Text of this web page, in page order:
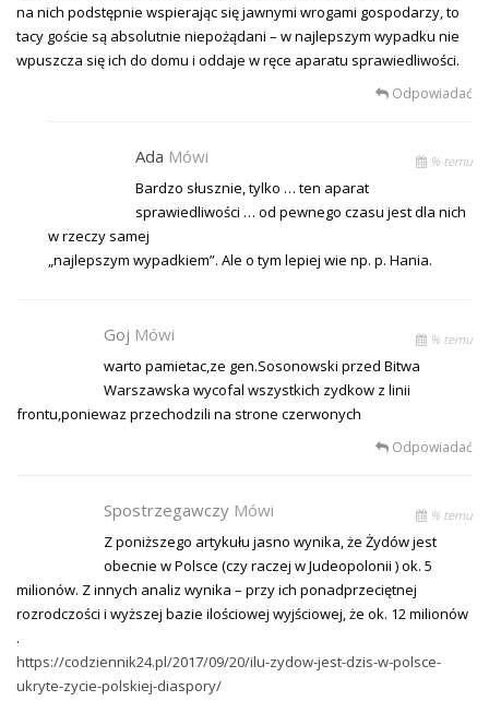
na nich podstępnie wspierając się jawnymi wrogami gospodarzy, to
tacy goście są absolutnie niepożądani – w najlepszym wypadku nie
wpuszcza się ich do domu i oddaje w ręce aparatu sprawiedliwości.
Odpowiadać
Ada Mówi % temu
Bardzo słusznie, tylko … ten aparat
sprawiedliwości … od pewnego czasu jest dla nich
w rzeczy samej
„najlepszym wypadkiem”. Ale o tym lepiej wie np. p. Hania.
Goj Mówi % temu
warto pamietac,ze gen.Sosonowski przed Bitwa
Warszawska wycofal wszystkich zydkow z linii
frontu,poniewaz przechodzili na strone czerwonych
Odpowiadać
Spostrzegawczy Mówi % temu
Z poniższego artykułu jasno wynika, że Żydów jest
obecnie w Polsce (czy raczej w Judeopolonii ) ok. 5
milionów. Z innych analiz wynika – przy ich ponadprzeciętnej
rozrodczości i wyższej bazie ilościowej wyjściowej, że ok. 12 milionów
.
https://codziennik24.pl/2017/09/20/ilu-zydow-jest-dzis-w-polsce-
ukryte-zycie-polskiej-diaspory/